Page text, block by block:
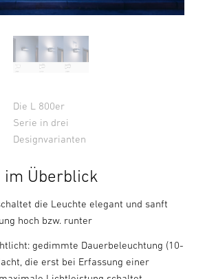
Die L 800er
Serie in drei
Designvarianten
im Überblick
die Leuchte elegant und sanft
hoch bzw. runter
gedimmte Dauerbeleuchtung (10-
die erst bei Erfassung einer